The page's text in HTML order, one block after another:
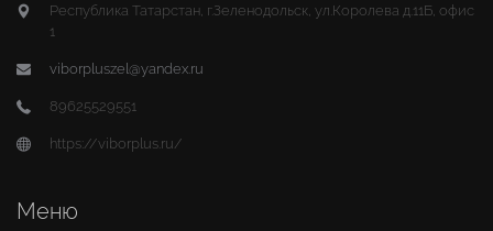
Республика Татарстан, г.Зеленодольск, ул.Королева д.11Б, офис
1
viborpluszel@yandex.ru
89625529551
https://viborplus.ru/
Меню